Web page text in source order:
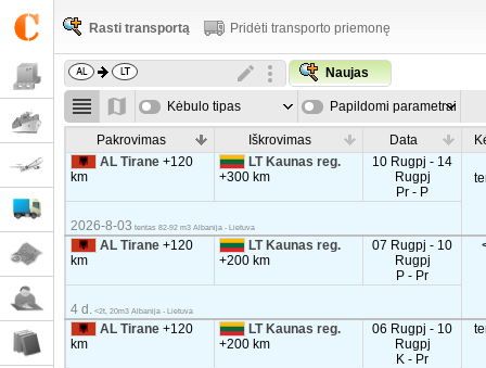
Rasti transportą Pridėti transporto priemonę
Naujas
Kėbulo tipas Papildomi parametrai
Pakrovimas Iškrovimas Data
AL Tirane+120
km
LT Kaunas reg.
+300 km
10 Rugpj - 14
Rugpj
Pr - P
2026-8-03 tentas 82-92 m3 Albanija - Lietuva
AL Tirane+120
km
LT Kaunas reg.
+200 km
07 Rugpj - 10
Rugpj
P - Pr
4 d. <2t, 20m3 Albanija - Lietuva
AL Tirane+120
km
LT Kaunas reg.
+200 km
06 Rugpj - 10
Rugpj
K - Pr